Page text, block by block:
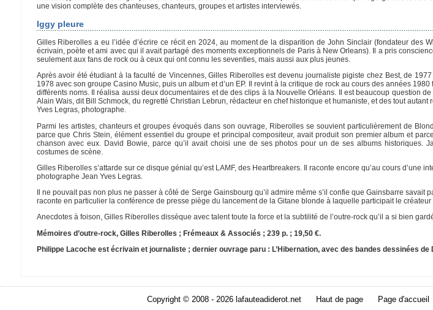
une vision complète des chanteuses, chanteurs, groupes et artistes interviewés.
Iggy pleure
Gilles Riberolles a eu l’idée d’écrire ce récit en 2024, au moment de la disparition de John Sinclair (fondateur des
écrivain, poète et ami avec qui il avait partagé des moments exceptionnels de Paris à New Orleans). Il a pris
seulement aux fans de rock ou à ceux qui ont connu les seventies, mais aussi aux plus jeunes.
Après avoir été étudiant à la faculté de Vincennes, Gilles Riberolles est devenu journaliste pigiste chez Best, de
1978 avec son groupe Casino Music, puis un album et d’un EP. Il revint à la critique de rock au cours des années
différents noms. Il réalisa aussi deux documentaires et de des clips à la Nouvelle Orléans. Il est beaucoup question
Alain Wais, dit Bill Schmock, du regretté Christian Lebrun, rédacteur en chef historique et humaniste, et des tout
Yves Legras, photographe.
Parmi les artistes, chanteurs et groupes évoqués dans son ouvrage, Riberolles se souvient particulièrement de
parce que Chris Stein, élément essentiel du groupe et principal compositeur, avait produit son premier album et
chanson avec eux. David Bowie, parce qu’il avait choisi une de ses photos pour un de ses albums historiques.
costumes de scène.
Gilles Riberolles s’attarde sur ce disque génial qu’est LAMF, des Heartbreakers. Il raconte encore qu’au cours d’une
photographe Jean Yves Legras.
Il ne pouvait pas non plus ne passer à côté de Serge Gainsbourg qu’il admire même s’il confie que Gainsbarre
raconte en particulier la conférence de presse piège du lancement de la Gitane blonde à laquelle participait le
Anecdotes à foison, Gilles Riberolles dissèque avec talent toute la force et la subtilité de l’outre-rock qu’il a si bien
Mémoires d’outre-rock, Gilles Riberolles ; Frémeaux & Associés ; 239 p. ; 19,50 €.
Philippe Lacoche est écrivain et journaliste ; dernier ouvrage paru : L’Hibernation, avec des bandes dessinées de
Copyright © 2008 - 2026 lafauteadiderot.net Haut de page Page d'accueil